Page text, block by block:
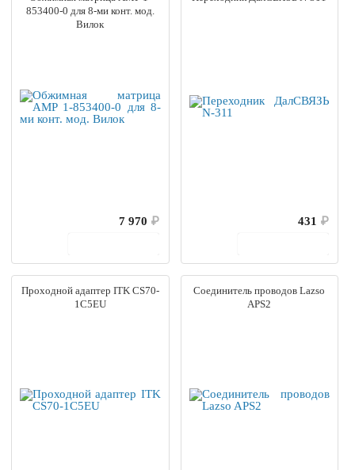
853400-0 для 8-ми конт. мод.
Вилок
7 970 ₽
431 ₽
Проходной адаптер ITK CS70-
1C5EU
Соединитель проводов Lazso
APS2